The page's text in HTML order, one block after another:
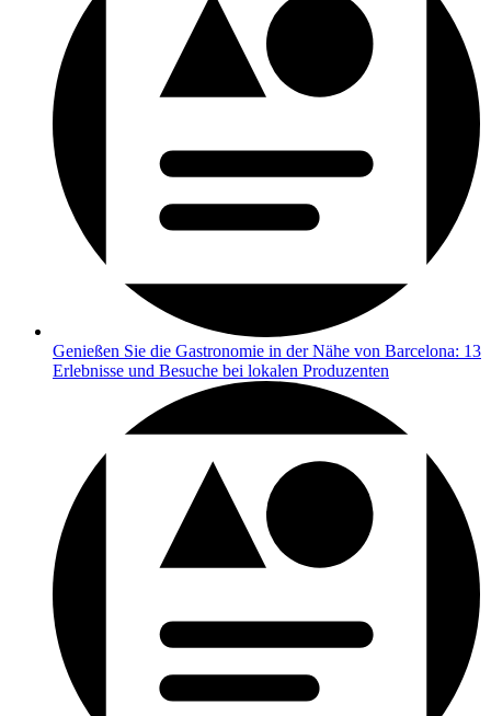
Genießen Sie die Gastronomie in der Nähe von Barcelona: 13
Erlebnisse und Besuche bei lokalen Produzenten